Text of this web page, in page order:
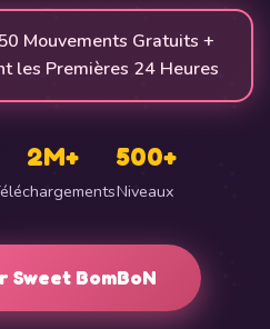
Mouvements Gratuits +
les Premières 24 Heures
2M+ 500+
Niveaux
BomBoN